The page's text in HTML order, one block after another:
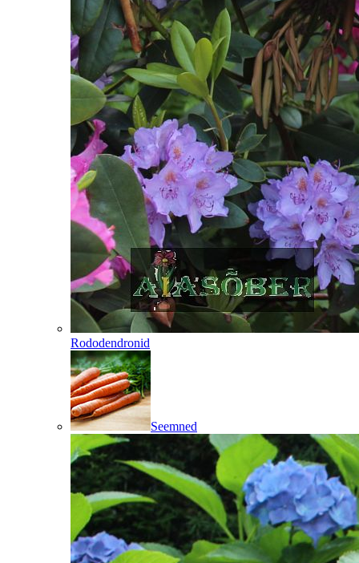
Rododendronid
Seemned